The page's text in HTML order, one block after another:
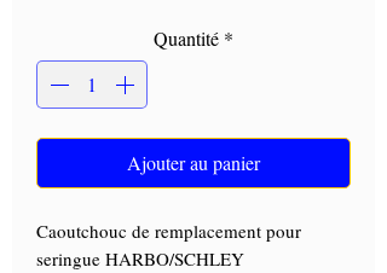
Quantité *
Ajouter au panier
Caoutchouc de remplacement pour
seringue HARBO/SCHLEY